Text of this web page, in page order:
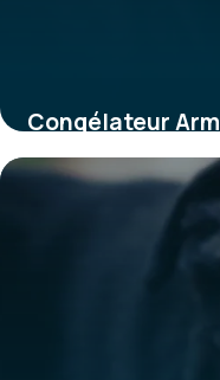
Congélateur
Comparatif